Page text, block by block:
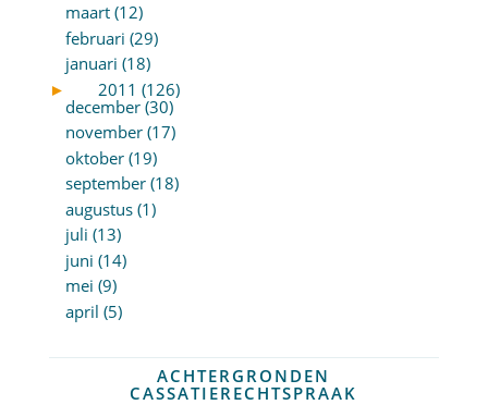
maart (12)
februari (29)
januari (18)
►
2011 (126)
december (30)
november (17)
oktober (19)
september (18)
augustus (1)
juli (13)
juni (14)
mei (9)
april (5)
ACHTERGRONDEN
CASSATIERECHTSPRAAK